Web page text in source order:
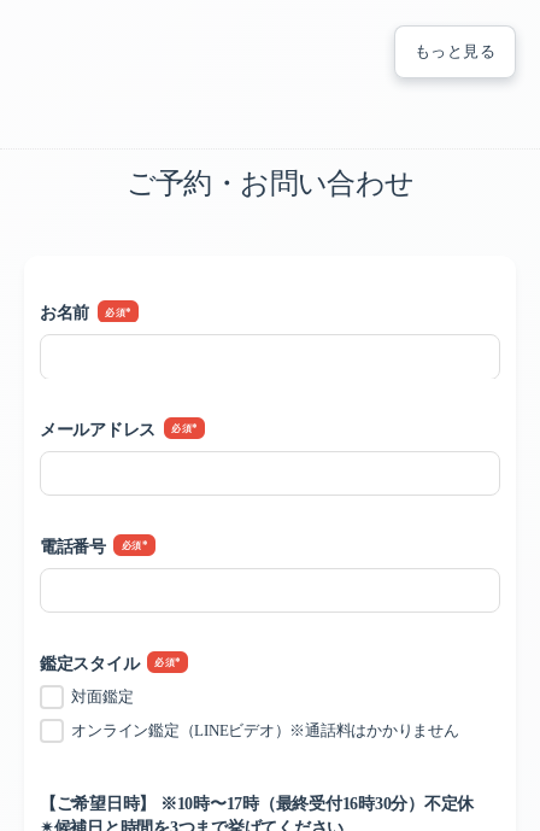
もっと見る
ご予約・お問い合わせ
お名前 *
メールアドレス *
電話番号 *
鑑定スタイル *
対面鑑定
オンライン鑑定（LINEビデオ）※通話料はかかりません
【ご希望日時】 ※10時〜17時（最終受付16時30分）不定休